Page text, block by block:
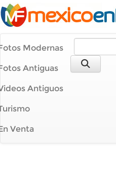
Modernas
Antiguas
Antiguos
Venta